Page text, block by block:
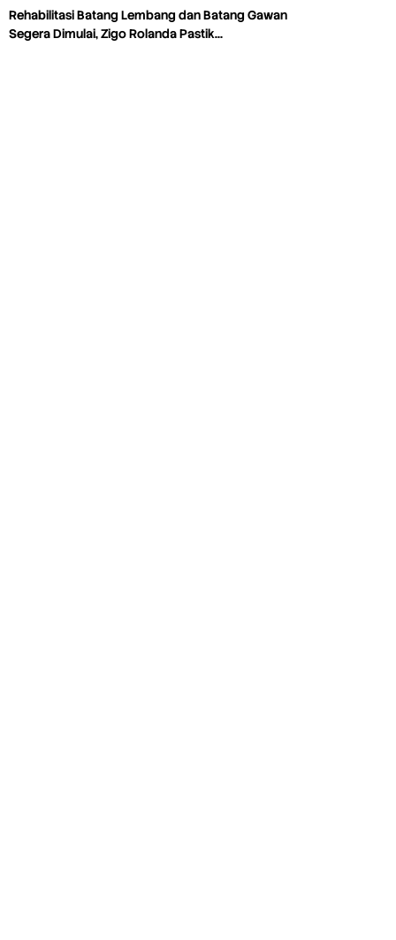
Rehabilitasi Batang Lembang dan Batang Gawan
Segera Dimulai, Zigo Rolanda Pastik…